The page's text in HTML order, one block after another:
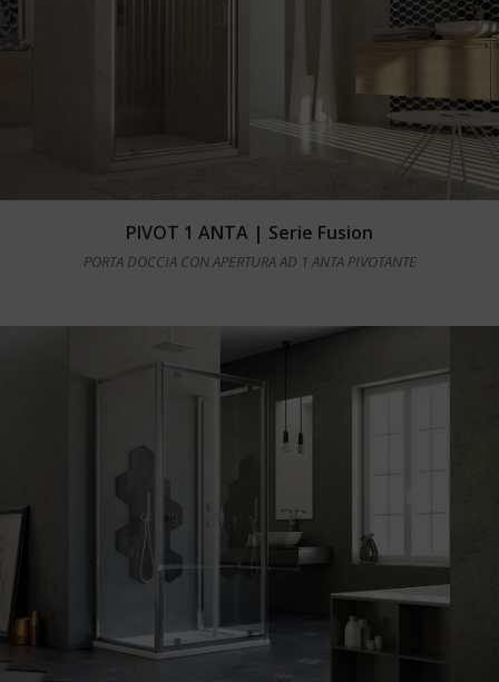
Leggi tutto
PIVOT 1 ANTA | Serie Fusion
PORTA DOCCIA CON APERTURA AD 1 ANTA PIVOTANTE